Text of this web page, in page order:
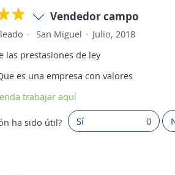
Vendedor campo
San Miguel
Julio, 2018
las prestasiones de ley
es una empresa con valores
trabajar aquí
ha sido útil? Sí 0